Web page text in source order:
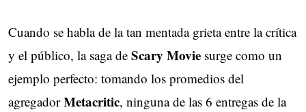
Cuando se habla de la tan mentada grieta entre la crítica
y el público, la saga de Scary Movie surge como un
ejemplo perfecto: tomando los promedios del
agregadorMetacritic, ninguna de las 6 entregas de la